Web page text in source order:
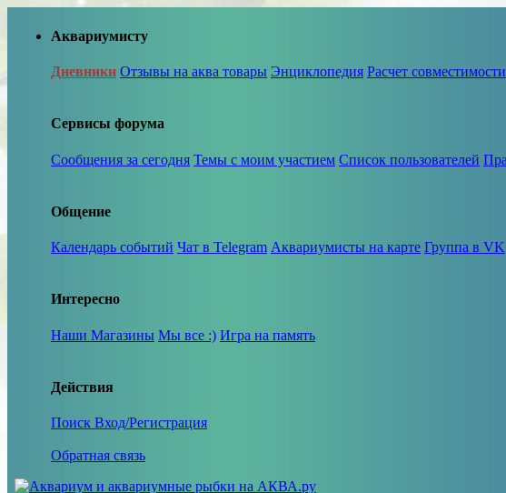
Аквариумисту
Дневники Отзывы на аква товары Энциклопедия Расчет
Сервисы форума
Сообщения за сегодня Темы с моим участием Список пользователей
Общение
Календарь событий Чат в Telegram Аквариумисты на карте Группа в VK
Интересно
Наши Магазины Мы все :) Игра на память
Действия
Поиск Вход/Регистрация
Обратная связь